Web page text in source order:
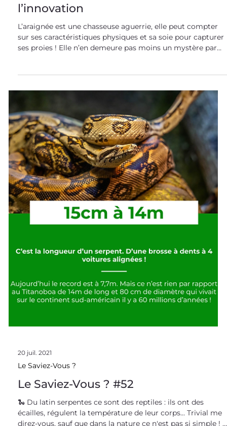
6 août 2021
Sources d’Inspiration Biologiques
L’araignée, dans la toile de
l’innovation
sur ses caractéristiques physiques et sa soie pour capturer
des chercheurs du monde entier pour concevoir de
nombreuses innovations biomimétiques . L’araignée, une